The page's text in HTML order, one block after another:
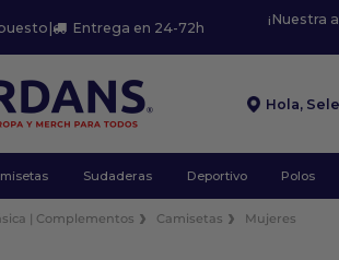
| Entrega en 24-72h
¡Nuestra
Hola,
Sudaderas Deportivo Polos
| Complementos Camisetas Mujeres